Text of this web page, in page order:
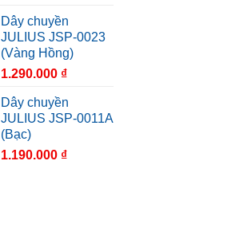
Dây chuyền
JULIUS JSP-0023
(Vàng Hồng)
1.290.000 ₫
Dây chuyền
JULIUS JSP-0011A
(Bạc)
1.190.000 ₫